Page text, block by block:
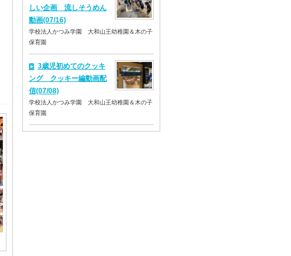
しい企画 流しそうめん
動画(07/16)
学校法人かつみ学園 大和山王幼稚園＆木の子
保育園
3歳児初めてのクッキ
ング クッキー編動画配
信(07/08)
学校法人かつみ学園 大和山王幼稚園＆木の子
保育園